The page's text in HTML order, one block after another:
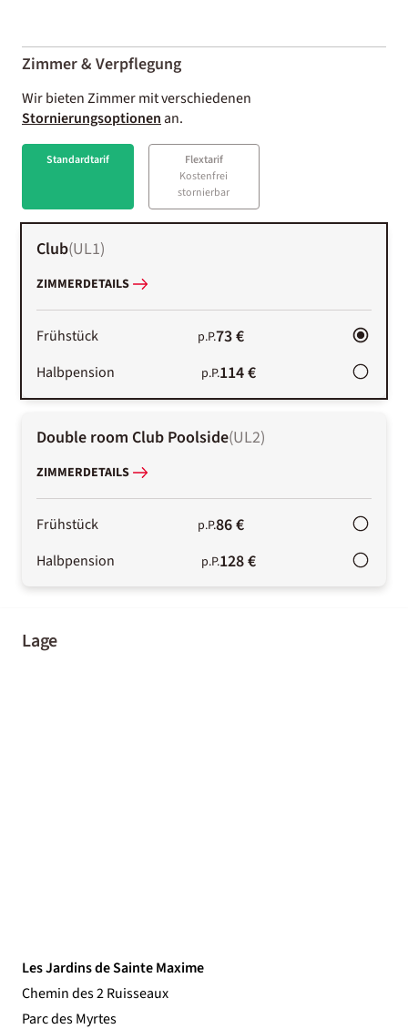
01-02
Zimmer & Verpflegung
Wir bieten Zimmer mit verschiedenen
Stornierungsoptionenan.
Standardtarif
Flextarif
Kostenfrei
stornierbar
Club(UL1)
ZIMMERDETAILS
Frühstück p.P.73 €
Halbpension p.P.114 €
Double room Club Poolside(UL2)
ZIMMERDETAILS
Frühstück p.P.86 €
Halbpension p.P.128 €
Lage
Les Jardins de Sainte Maxime
Chemin des 2 Ruisseaux
Parc des Myrtes